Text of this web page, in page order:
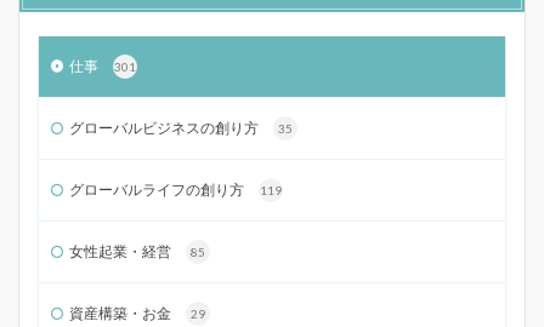
仕事 301
グローバルビジネスの創り方 35
グローバルライフの創り方 119
女性起業・経営 85
資産構築・お金 29